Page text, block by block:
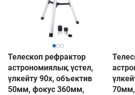
Телескоп рефрактор
астрономиялық үстел,
үлкейту 90х, объектив
50мм, фокус 360мм,